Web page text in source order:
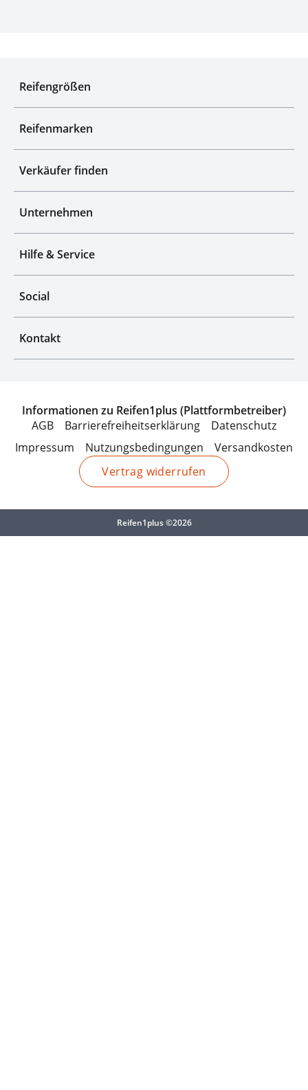
Reifengrößen
Reifenmarken
Verkäufer finden
Unternehmen
Hilfe & Service
Social
Kontakt
Informationen zu Reifen1plus (Plattformbetreiber)
AGB
Barrierefreiheitserklärung
Datenschutz
Impressum
Nutzungsbedingungen
Versandkosten
Vertrag widerrufen
Reifen1plus ©2026